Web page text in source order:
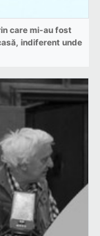
care mi-au fost
indiferent unde